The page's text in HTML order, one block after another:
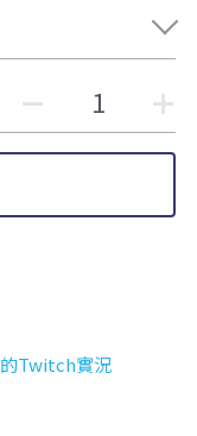
Twitch實況